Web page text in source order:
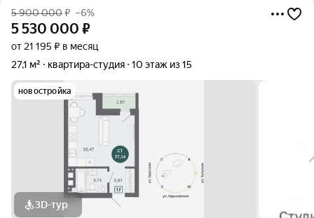
5 900 000₽ –6%
5 530 000 ₽
от 21 195 ₽ в месяц
27,1 м²
квартира-студия 10 этаж из 15
новостройка
3D-тур